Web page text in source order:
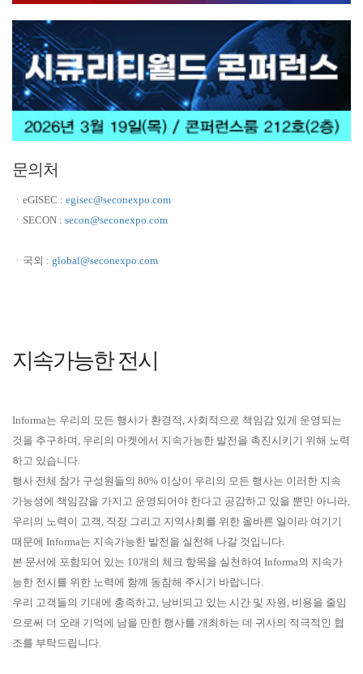
문의처
ㆍeGISEC : egisec@seconexpo.com
ㆍSECON : secon@seconexpo.com
ㆍ국외 : global@seconexpo.com
지속가능한 전시
Informa는 우리의 모든 행사가 환경적, 사회적으로 책임감 있게 운영되는
것을 추구하며, 우리의 마켓에서 지속가능한 발전을 촉진시키기 위해 노력
하고 있습니다.
행사 전체 참가 구성원들의 80% 이상이 우리의 모든 행사는 이러한 지속
가능성에 책임감을 가지고 운영되어야 한다고 공감하고 있을 뿐만 아니라,
우리의 노력이 고객, 직장 그리고 지역사회를 위한 올바른 일이라 여기기
때문에 Informa는 지속가능한 발전을 실천해 나갈 것입니다.
본 문서에 포함되어 있는 10개의 체크 항목을 실천하여 Informa의 지속가
능한 전시를 위한 노력에 함께 동참해 주시기 바랍니다.
우리 고객들의 기대에 충족하고, 낭비되고 있는 시간 및 자원, 비용을 줄임
으로써 더 오래 기억에 남을 만한 행사를 개최하는 데 귀사의 적극적인 협
조를 부탁드립니다.